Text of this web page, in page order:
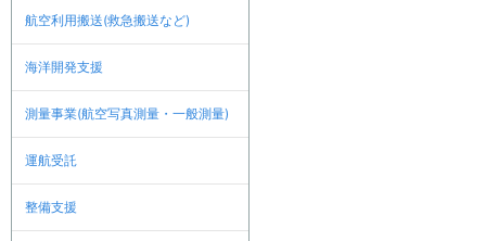
航空利用搬送(救急搬送など)
海洋開発支援
測量事業(航空写真測量・一般測量)
運航受託
整備支援